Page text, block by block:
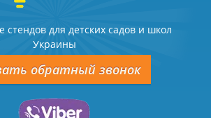
стендов для детских садов и школ
Украины
обратный звонок